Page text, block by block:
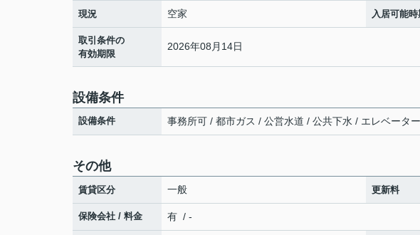
現況 空家 入居可能時
取引条件の
有効期限
2026年08月14日
設備条件
設備条件 事務所可 / 都市ガス / 公営水道 / 公共下水 / エレベータ
その他
賃貸区分 一般 更新料
保険会社 / 料金 有 / -